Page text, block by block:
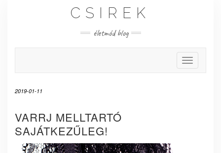
CSIREK
életmód blog
Toggle
2019-01-11
VARRJ MELLTARTÓ
SAJÁTKEZŰLEG!